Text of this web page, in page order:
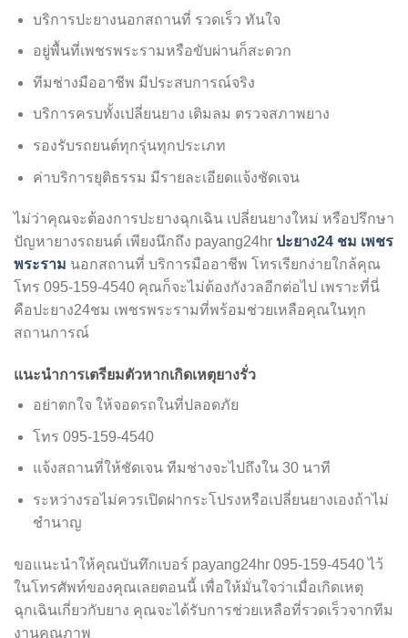
บริการปะยางนอกสถานที่ รวดเร็ว ทันใจ
อยู่พื้นที่เพชรพระรามหรือขับผ่านก็สะดวก
ทีมช่างมืออาชีพ มีประสบการณ์จริง
บริการครบทั้งเปลี่ยนยาง เติมลม ตรวจสภาพยาง
รองรับรถยนต์ทุกรุ่นทุกประเภท
ค่าบริการยุติธรรม มีรายละเอียดแจ้งชัดเจน
ไม่ว่าคุณจะต้องการปะยางฉุกเฉิน เปลี่ยนยางใหม่ หรือปรึกษา
ปัญหายางรถยนต์ เพียงนึกถึง payang24hr ปะยาง24 ชม เพชร
พระราม นอกสถานที่ บริการมืออาชีพ โทรเรียกง่ายใกล้คุณ
โทร 095-159-4540 คุณก็จะไม่ต้องกังวลอีกต่อไป เพราะที่นี่
คือปะยาง24ชม เพชรพระรามที่พร้อมช่วยเหลือคุณในทุก
สถานการณ์
แนะนำการเตรียมตัวหากเกิดเหตุยางรั่ว
อย่าตกใจ ให้จอดรถในที่ปลอดภัย
โทร 095-159-4540
แจ้งสถานที่ให้ชัดเจน ทีมช่างจะไปถึงใน 30 นาที
ระหว่างรอไม่ควรเปิดฝากระโปรงหรือเปลี่ยนยางเองถ้าไม่
ชำนาญ
ขอแนะนำให้คุณบันทึกเบอร์ payang24hr 095-159-4540 ไว้
ในโทรศัพท์ของคุณเลยตอนนี้ เพื่อให้มั่นใจว่าเมื่อเกิดเหตุ
ฉุกเฉินเกี่ยวกับยาง คุณจะได้รับการช่วยเหลือที่รวดเร็วจากทีม
งานคุณภาพ